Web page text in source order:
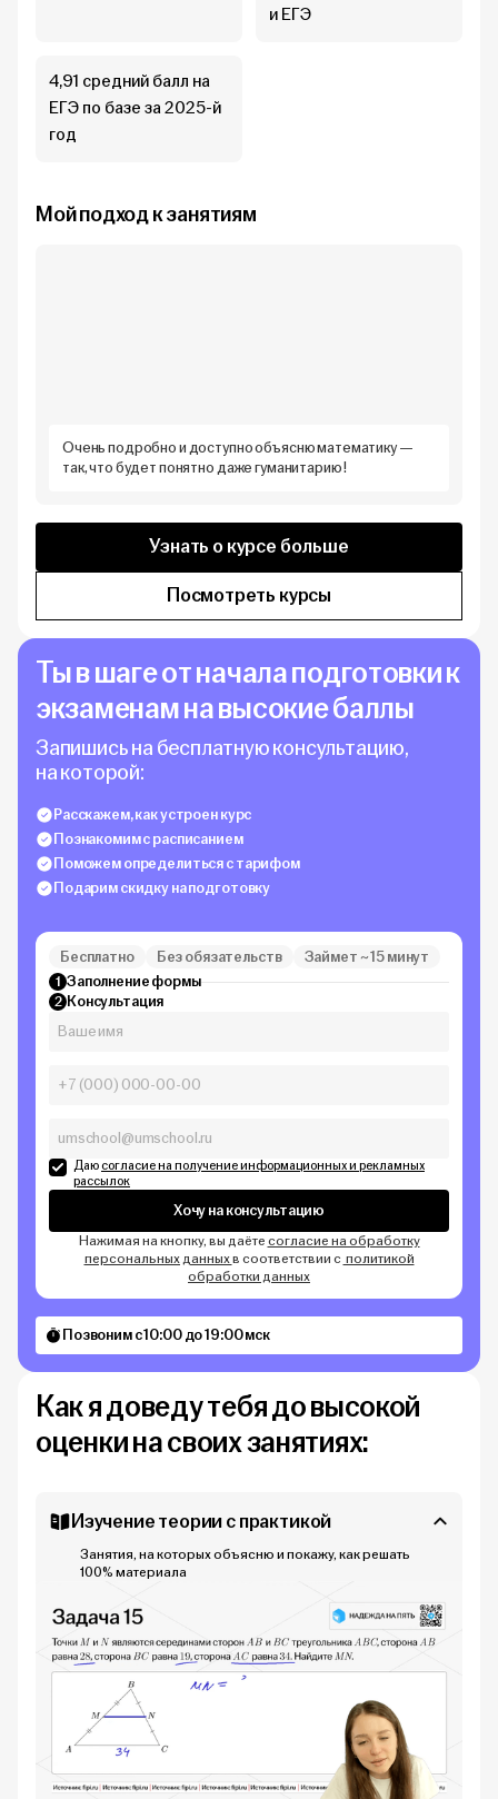
и ЕГЭ
4,91 средний балл на
ЕГЭ по базе за 2025-й
год
Мой подход к занятиям
Очень подробно и доступно объясню математику —
так, что будет понятно даже гуманитарию!
Узнать о курсе больше
Посмотреть курсы
Ты в шаге от начала подготовки к
экзаменам на высокие баллы
Запишись на бесплатную консультацию,
на которой:
Расскажем, как устроен курс
Познакомим с расписанием
Поможем определиться с тарифом
Подарим скидку на подготовку
Бесплатно Без обязательств Займет ~ 15 минут
1 Заполнение формы
2 Консультация
Даюсогласие на получение информационных и рекламных
рассылок
Хочу на консультацию
Нажимая на кнопку, вы даётесогласие на обработку
персональных данныхв соответствии с политикой
обработки данных
Позвоним с 10:00 до 19:00 мск
Как я доведу тебя до высокой
оценки на своих занятиях:
Изучение теории с практикой
Занятия, на которых объясню и покажу, как решать
100% материала